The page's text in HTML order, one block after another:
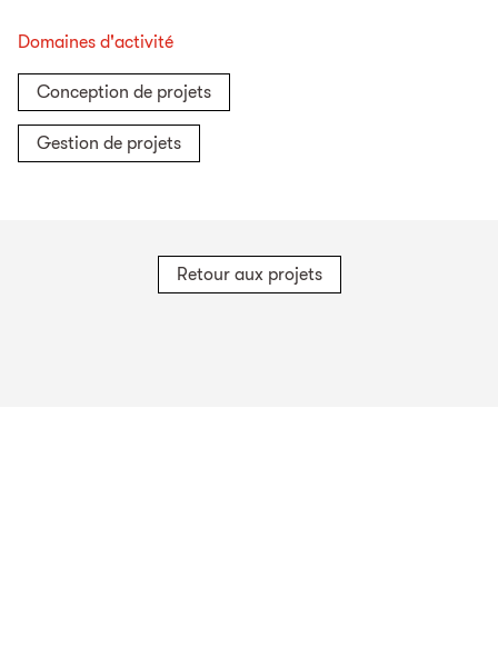
Domaines d'activité
Conception de projets
Gestion de projets
Retour aux projets